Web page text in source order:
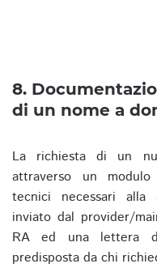
8.
di un nome a
La richiesta di un
attraverso un
tecnici necessari alla
inviato dal provider/
RA ed una lettera di
predisposta da chi